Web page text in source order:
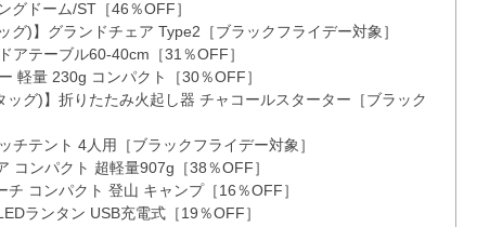
グドーム/ST［46％OFF］
グ)】グランドチェア Type2［ブラックフライデー対象］
アテーブル60-40cm［31％OFF］
軽量 230g コンパクト［30％OFF］
ッグ)】折りたたみ火起し器 チャコールスターター［ブラック
チテント 4人用［ブラックフライデー対象］
コンパクト 超軽量907g［38％OFF］
チ コンパクト 登山 キャンプ［16％OFF］
ランタン USB充電式［19％OFF］